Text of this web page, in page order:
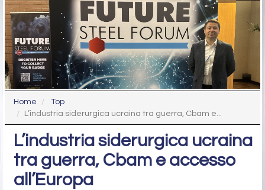
Home
Top
L’industria siderurgica ucraina tra guerra, Cbam e...
L’industria siderurgica ucraina
tra guerra, Cbam e accesso
all’Europa